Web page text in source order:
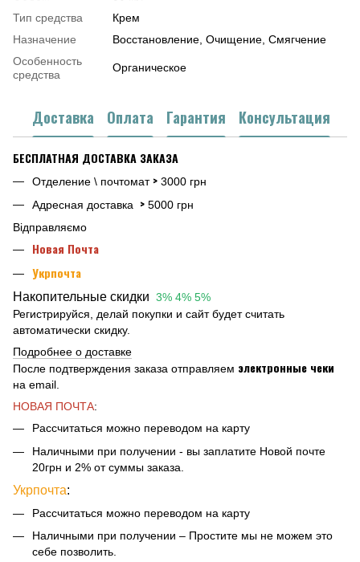
Тип средства
Крем
Назначение
Восстановление, Очищение, Смягчение
Особенность
средства
Органическое
Доставка Оплата Гарантия Консультация
БЕСПЛАТНАЯ ДОСТАВКА ЗАКАЗА
Отделение \ почтомат > 3000 грн
Адресная доставка > 5000 грн
Відправляємо
Новая Почта
Укрпочта
Накопительные скидки 3% 4% 5%
Регистрируйся, делай покупки и сайт будет считать
автоматически скидку.
Подробнее о доставке
После подтверждения заказа отправляем электронные чеки
на email.
НОВАЯ ПОЧТА:
Рассчитаться можно переводом на карту
Наличными при получении - вы заплатите Новой почте
20грн и 2% от суммы заказа.
Укрпочта:
Рассчитаться можно переводом на карту
Наличными при получении – Простите мы не можем это
себе позволить.